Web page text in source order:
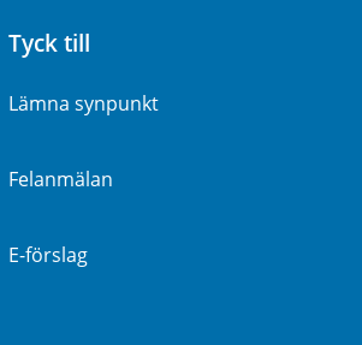
Tyck till
Lämna synpunkt
Felanmälan
E-förslag